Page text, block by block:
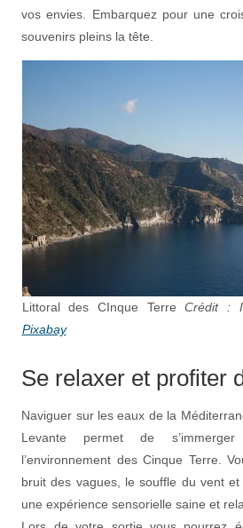
vos envies. Embarquez pour une
souvenirs pleins la tête.
Littoral des CInque TerreCrédit :
Pixabay
Se relaxer et profiter
Naviguer sur les eaux de la
Levante permet de s’immerger
l’environnement des Cinque Terre.
bruit des vagues, le souffle du vent
une expérience sensorielle saine et